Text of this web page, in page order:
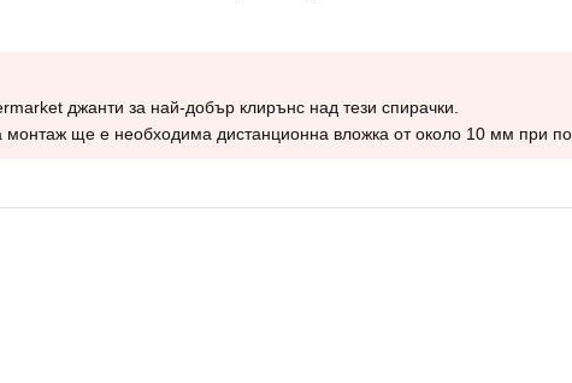
джанти за най-добър клирънс над тези спирачки.
ще е необходима дистанционна вложка от около 10 мм при